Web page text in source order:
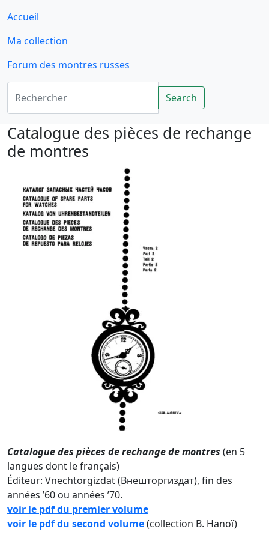
Accueil
Ma collection
Forum des montres russes
Rechercher
Search
Catalogue des pièces de rechange
de montres
Catalogue des pièces de rechange de montres (en 5
langues dont le français)
Éditeur: Vnechtorgizdat (Внешторгиздат), fin des
années ’60 ou années ’70.
voir le pdf du premier volume
voir le pdf du second volume(collection B. Hanoï)